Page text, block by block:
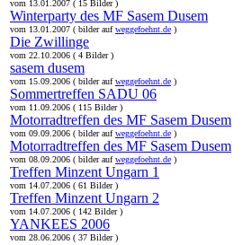
vom 13.01.2007 ( 15 Bilder )
Winterparty des MF Sasem Dusem
vom 13.01.2007 ( bilder aufweggefoehnt.de )
Die Zwillinge
vom 22.10.2006 ( 4 Bilder )
sasem dusem
vom 15.09.2006 ( bilder aufweggefoehnt.de )
Sommertreffen SADU 06
vom 11.09.2006 ( 115 Bilder )
Motorradtreffen des MF Sasem Dusem
vom 09.09.2006 ( bilder aufweggefoehnt.de )
Motorradtreffen des MF Sasem Dusem
vom 08.09.2006 ( bilder aufweggefoehnt.de )
Treffen Minzent Ungarn 1
vom 14.07.2006 ( 61 Bilder )
Treffen Minzent Ungarn 2
vom 14.07.2006 ( 142 Bilder )
YANKEES 2006
vom 28.06.2006 ( 37 Bilder )